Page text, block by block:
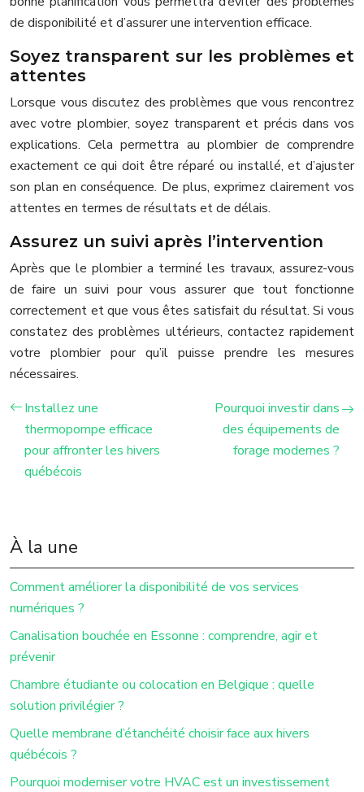
de disponibilité et d’assurer une intervention efficace.
Soyez transparent sur les problèmes et
attentes
Lorsque vous discutez des problèmes que vous rencontrez
avec votre plombier, soyez transparent et précis dans vos
explications. Cela permettra au plombier de comprendre
exactement ce qui doit être réparé ou installé, et d’ajuster
son plan en conséquence. De plus, exprimez clairement vos
attentes en termes de résultats et de délais.
Assurez un suivi après l’intervention
Après que le plombier a terminé les travaux, assurez-vous
de faire un suivi pour vous assurer que tout fonctionne
correctement et que vous êtes satisfait du résultat. Si vous
constatez des problèmes ultérieurs, contactez rapidement
votre plombier pour qu’il puisse prendre les mesures
nécessaires.
Installez une
thermopompe efficace
pour affronter les hivers
québécois
Pourquoi investir dans
des équipements de
forage modernes ?
À la une
Comment améliorer la disponibilité de vos services
numériques ?
Canalisation bouchée en Essonne : comprendre, agir et
prévenir
Chambre étudiante ou colocation en Belgique : quelle
solution privilégier ?
Quelle membrane d’étanchéité choisir face aux hivers
québécois ?
Pourquoi moderniser votre HVAC est un investissement